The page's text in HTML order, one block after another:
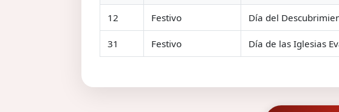
12 Festivo Día del
31 Festivo Día de las Iglesias